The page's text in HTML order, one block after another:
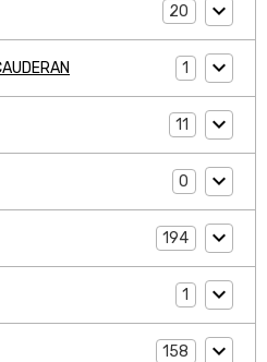
20
1
11
0
194
1
158